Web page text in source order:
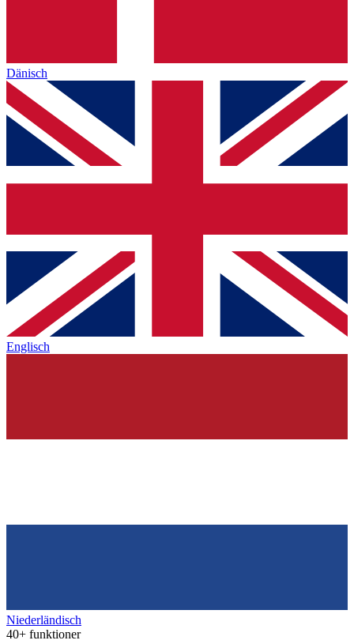
Dänisch
Englisch
Niederländisch
40+ funktioner